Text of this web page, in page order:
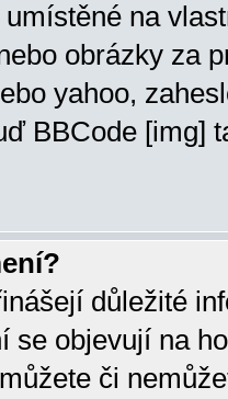
na
obrázky za
yahoo,
BBCode [img]
důležité
se objevují na
či